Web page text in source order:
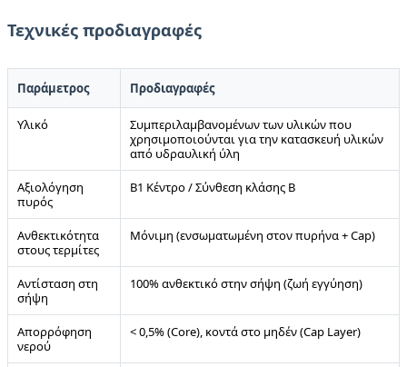
Τεχνικές προδιαγραφές
Παράμετρος Προδιαγραφές
Υλικό
Συμπεριλαμβανομένων των υλικών που
χρησιμοποιούνται για την κατασκευή υλικών
από υδραυλική ύλη
Αξιολόγηση
πυρός
Β1 Κέντρο / Σύνθεση κλάσης Β
Ανθεκτικότητα
στους τερμίτες
Μόνιμη (ενσωματωμένη στον πυρήνα + Cap)
Αντίσταση στη
σήψη
100% ανθεκτικό στην σήψη (ζωή εγγύηση)
Απορρόφηση
νερού
< 0,5% (Core), κοντά στο μηδέν (Cap Layer)